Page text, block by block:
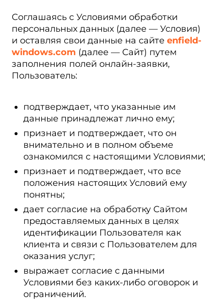
Соглашаясь с Условиями обработки
персональных данных (далее — Условия)
и оставляя свои данные на сайте enfield-
windows.com (далее — Сайт) путем
заполнения полей онлайн-заявки,
Пользователь:
подтверждает, что указанные им
данные принадлежат лично ему;
признает и подтверждает, что он
внимательно и в полном объеме
ознакомился с настоящими Условиями;
признает и подтверждает, что все
положения настоящих Условий ему
понятны;
дает согласие на обработку Сайтом
предоставляемых данных в целях
идентификации Пользователя как
клиента и связи с Пользователем для
оказания услуг;
выражает согласие с данными
Условиями без каких-либо оговорок и
ограничений.